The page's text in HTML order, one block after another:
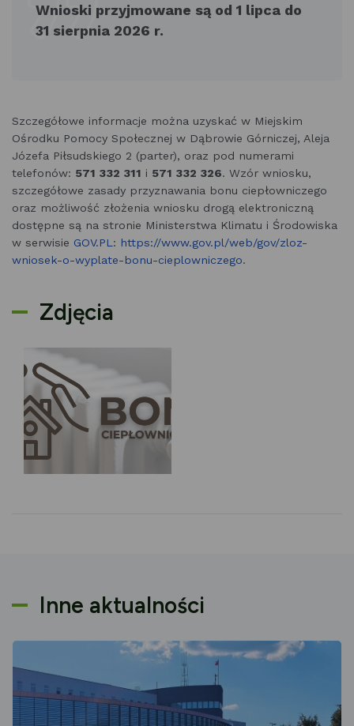
Wnioski przyjmowane są od 1 lipca do
31 sierpnia 2026 r.
Szczegółowe informacje można uzyskać w Miejskim
Ośrodku Pomocy Społecznej w Dąbrowie Górniczej, Aleja
Józefa Piłsudskiego 2 (parter), oraz pod numerami
telefonów: 571 332 311 i 571 332 326. Wzór wniosku,
szczegółowe zasady przyznawania bonu ciepłowniczego
oraz możliwość złożenia wniosku drogą elektroniczną
dostępne są na stronie Ministerstwa Klimatu i Środowiska
w serwisie GOV.PL : https://www.gov.pl/web/gov/zloz-
wniosek-o-wyplate-bonu-cieplowniczego.
Zdjęcia
Inne aktualności